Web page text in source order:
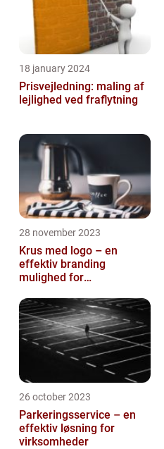
18 january 2024
Prisvejledning: maling af
lejlighed ved fraflytning
28 november 2023
Krus med logo – en
effektiv branding
mulighed for
26 october 2023
Parkeringsservice – en
effektiv løsning for
virksomheder